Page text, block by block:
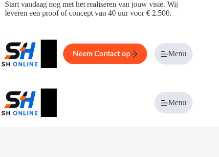
Ga
naar
Start vandaag nog met het realiseren van jouw visie. Wij
leveren een proof of concept van 40 uur voor € 2.500.
Home Service Over ons
Neem Contact op Menu
Menu